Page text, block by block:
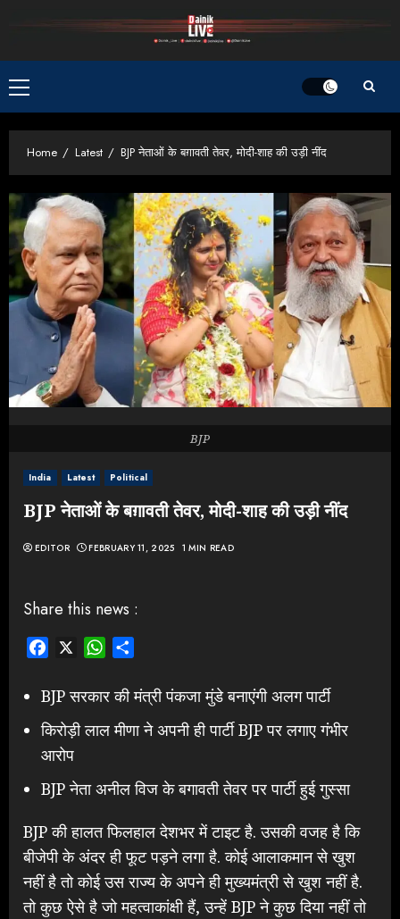
Primary
Menu
Home Latest BJP नेताओं के बग़ावती तेवर, मोदी-शाह की उड़ी नींद
India Latest Political
BJP नेताओं के बग़ावती तेवर, मोदी-शाह की उड़ी नींद
EDITOR FEBRUARY 11, 2025 1 MIN READ
BJP
Share this news :
Facebook WhatsApp
BJP सरकार की मंत्री पंकजा मुंडे बनाएंगी अलग पार्टी
किरोड़ी लाल मीणा ने अपनी ही पार्टी BJP पर लगाए गंभीर
आरोप
BJP नेता अनील विज के बगावती तेवर पर पार्टी हुई गुस्सा
BJP की हालत फिलहाल देशभर में टाइट है. उसकी वजह है कि
बीजेपी के अंदर ही फूट पड़ने लगा है. कोई आलाकमान से खुश
नहीं है तो कोई उस राज्य के अपने ही मुख्यमंत्री से खुश नहीं है.
तो कुछ ऐसे है जो महत्वाकांक्षी हैं, उन्हें BJP ने कुछ दिया नहीं तो